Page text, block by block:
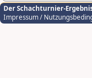
Der Schachturnier-
Impressum /